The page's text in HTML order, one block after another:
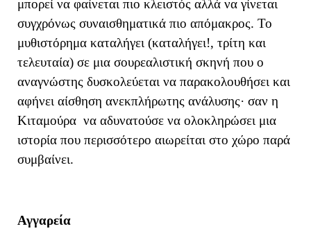
μπορεί να φαίνεται πιο κλειστός αλλά να γίνεται
συγχρόνως συναισθηματικά πιο απόμακρος. Το
μυθιστόρημα καταλήγει (καταλήγει!, τρίτη και
τελευταία) σε μια σουρεαλιστική σκηνή που ο
αναγνώστης δυσκολεύεται να παρακολουθήσει και
αφήνει αίσθηση ανεκπλήρωτης ανάλυσης· σαν η
Κιταμούρα να αδυνατούσε να ολοκληρώσει μια
ιστορία που περισσότερο αιωρείται στο χώρο παρά
συμβαίνει.
Αγγαρεία